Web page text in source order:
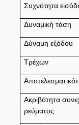
Συχνότητα
Δυναμική τάση
Δύναμη εξόδου
Τρέχων
Ακριβότητα
ρεύματος